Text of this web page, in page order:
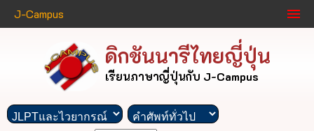
J-Campus
ดิกชันนารีไทยญี่ปุ่น
เรียนภาษาญี่ปุ่นกับ J-Campus